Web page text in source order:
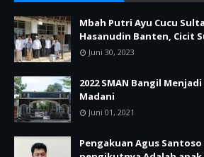
Mbah Putri Ayu Cucu
Hasanudin Banten, Cicit
Juni 30, 2023
2022 SMAN Bangil
Madani
Juni 01, 2021
Pengakuan Agus